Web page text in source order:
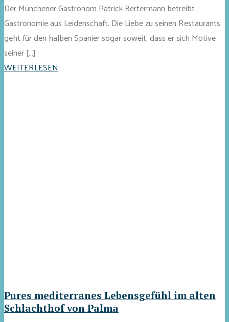
Der Münchener Gastronom Patrick Bertermann betreibt
Gastronomie aus Leidenschaft. Die Liebe zu seinen Restaurants
geht für den halben Spanier sogar soweit, dass er sich Motive
seiner […]
WEITERLESEN
Pures mediterranes Lebensgefühl im alten
Schlachthof von Palma